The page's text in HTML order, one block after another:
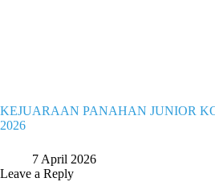
KEJUARAAN PANAHAN JUNIOR
2026
7 April 2026
Leave a Reply